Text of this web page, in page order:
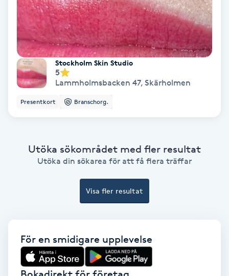
Fettreducering
Fibromassage
Fillers
Fotvård
Fransfärgning
Fransförlängning
Stockholm Skin Studio
5
Lammholmsbacken 47, Skärholmen
Presentkort Branschorg.
Utöka sökområdet med fler resultat
Utöka din sökarea för att få flera träffar
Visa fler resultat
För en smidigare upplevelse